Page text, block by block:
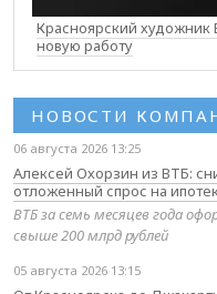
Красноярский художник
новую работу
НОВОСТИ
06 августа 2026 13:25
Алексей Охорзин из ВТБ:
отложенный спрос на
ВТБ за семь месяцев года
свыше 200 млрд рублей
05 августа 2026 13:15